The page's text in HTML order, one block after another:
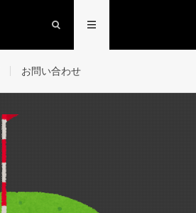
お問い合わせ